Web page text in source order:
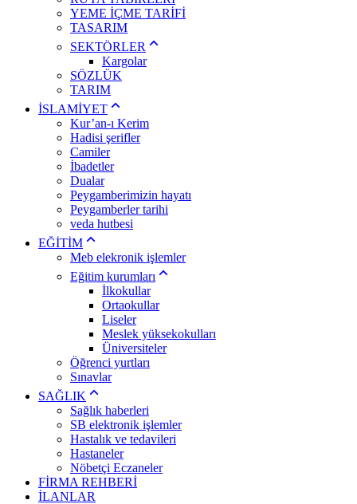
YEME İÇME TARİFİ
TASARIM
SEKTÖRLER
Kargolar
SÖZLÜK
TARIM
İSLAMİYET
Kur’an-ı Kerim
Hadisi şerifler
Camiler
İbadetler
Dualar
Peygamberimizin hayatı
Peygamberler tarihi
veda hutbesi
EĞİTİM
Meb elekronik işlemler
Eğitim kurumları
İlkokullar
Ortaokullar
Liseler
Meslek yüksekokulları
Üniversiteler
Öğrenci yurtları
Sınavlar
SAĞLIK
Sağlık haberleri
SB elektronik işlemler
Hastalık ve tedavileri
Hastaneler
Nöbetçi Eczaneler
FİRMA REHBERİ
İLANLAR